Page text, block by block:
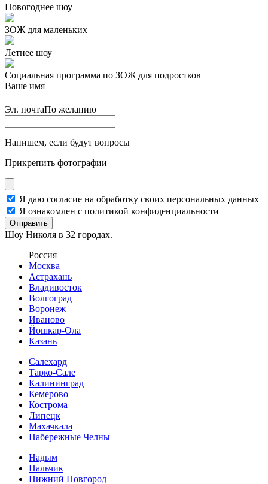
Новогоднее шоу
ЗОЖ для маленьких
Летнее шоу
Социальная программа по ЗОЖ для подростков
Ваше имя
Эл. почтаПо желанию
Напишем, если будут вопросы
Прикрепить фотографии
Я даю согласие на обработку своих персональных данных
Я ознакомлен с политикой конфиденциальности
Отправить
Шоу Николя в 32 городах.
Россия
Москва
Астрахань
Владивосток
Волгоград
Воронеж
Иваново
Йошкар-Ола
Казань
Салехард
Тарко-Сале
Калининград
Кемерово
Кострома
Липецк
Махачкала
Набережные Челны
Надым
Нальчик
Нижний Новгород